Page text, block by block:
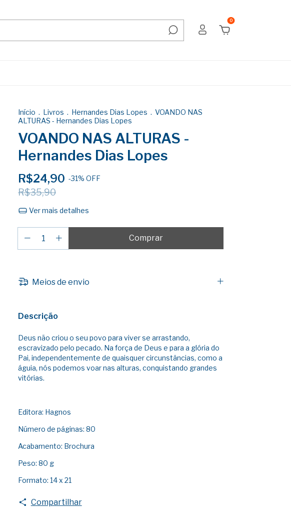
0
Início . Livros . Hernandes Dias Lopes . VOANDO NAS
ALTURAS - Hernandes Dias Lopes
VOANDO NAS ALTURAS -
Hernandes Dias Lopes
R$24,90 -31% OFF
R$35,90
Ver mais detalhes
Meios de envio
Descrição
Deus não criou o seu povo para viver se arrastando,
escravizado pelo pecado. Na força de Deus e para a glória do
Pai, independentemente de quaisquer circunstâncias, como a
águia, nós podemos voar nas alturas, conquistando grandes
vitórias.
Editora: Hagnos
Número de páginas: 80
Acabamento: Brochura
Peso: 80 g
Formato: 14 x 21
Compartilhar